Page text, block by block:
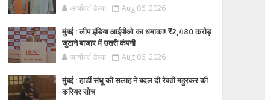
आर्यावर्त डेस्क Aug 06, 2026
मुंबई : लीप इंडिया आईपीओ का धमाका! ₹2,480 करोड़
जुटाने बाजार में उतरी कंपनी
आर्यावर्त डेस्क Aug 06, 2026
मुंबई : हार्डी संधू की सलाह ने बदल दी रेवती महुरकर की
करियर सोच